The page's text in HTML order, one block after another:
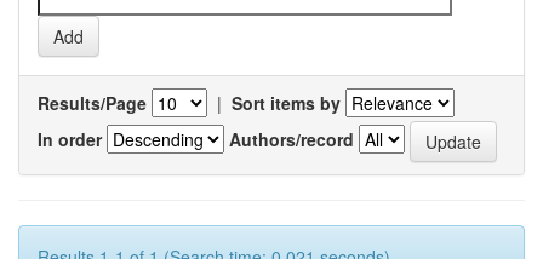
Results/Page | Sort items by
In order
Authors/record